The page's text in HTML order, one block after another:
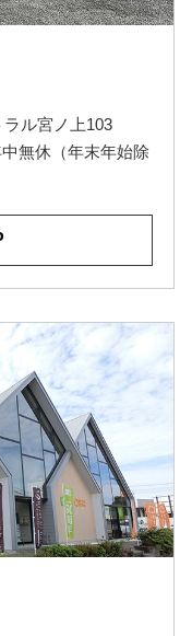
ル宮ノ上103
無休（年末年始除